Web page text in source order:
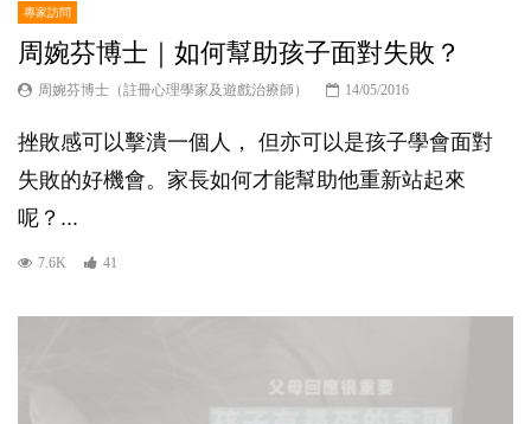
專家訪問
周婉芬博士｜如何幫助孩子面對失敗？
周婉芬博士（註冊心理學家及遊戲治療師） 14/05/2016
挫敗感可以擊潰一個人， 但亦可以是孩子學會面對
失敗的好機會。家長如何才能幫助他重新站起來
呢？...
7.6K 41